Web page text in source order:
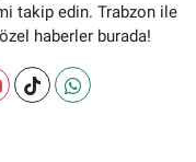
takip edin. Trabzon ile
haberler burada!